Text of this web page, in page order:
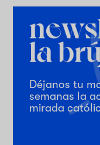
Déjanos tu
semanas la
mirada